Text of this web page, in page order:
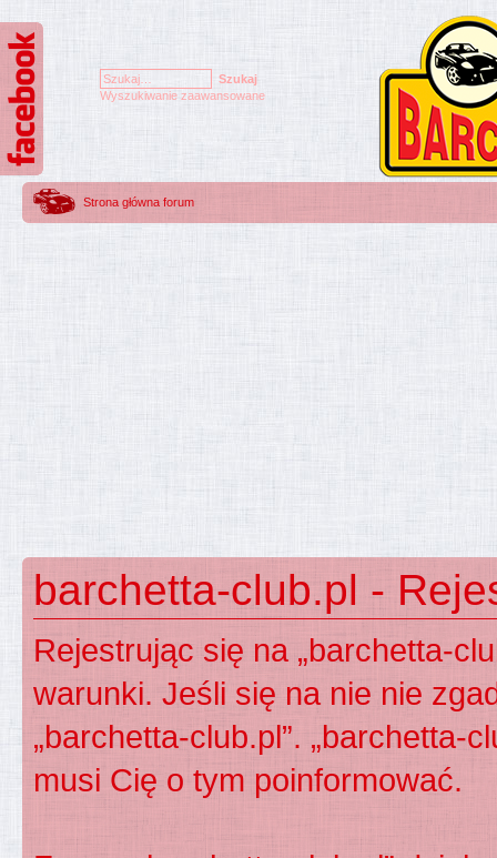
Wyszukiwanie zaawansowane
Strona główna forum
barchetta-club.pl -
Rejestrując się na „barchetta-
warunki. Jeśli się na nie nie
„barchetta-club.pl”. „barchetta-
musi Cię o tym poinformować.